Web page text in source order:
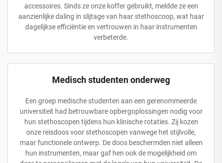
accessoires. Sinds ze onze koffer gebruikt, meldde ze een
aanzienlijke daling in slijtage van haar stethoscoop, wat haar
dagelijkse efficiëntie en vertrouwen in haar instrumenten
verbeterde.
Medisch studenten onderweg
Een groep medische studenten aan een gerenommeerde
universiteit had betrouwbare opbergoplossingen nodig voor
hun stethoscopen tijdens hun klinische rotaties. Zij kozen
onze reisdoos voor stethoscopen vanwege het stijlvolle,
maar functionele ontwerp. De doos beschermden niet alleen
hun instrumenten, maar gaf hen ook de mogelijkheid om